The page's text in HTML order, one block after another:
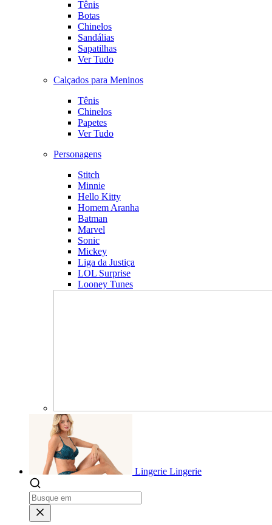
Tênis
Botas
Chinelos
Sandálias
Sapatilhas
Ver Tudo
Calçados para Meninos
Tênis
Chinelos
Papetes
Ver Tudo
Personagens
Stitch
Minnie
Hello Kitty
Homem Aranha
Batman
Marvel
Sonic
Mickey
Liga da Justiça
LOL Surprise
Looney Tunes
Lingerie Lingerie